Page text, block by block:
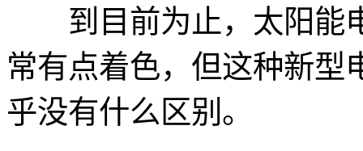
到目前为止，太阳能
常有点着色，但这种新型
乎没有什么区别。